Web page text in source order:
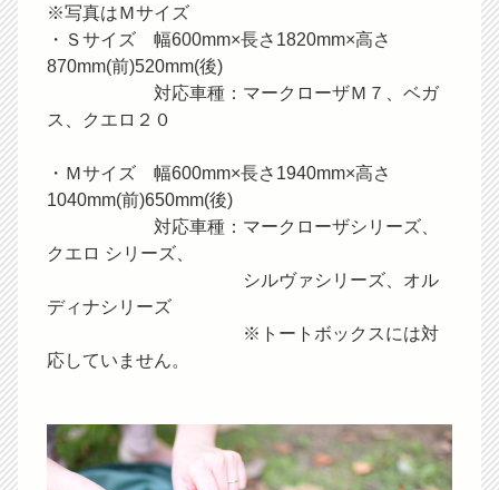
※写真はＭサイズ
・Ｓサイズ 幅600mm×長さ1820mm×高さ
870mm(前)520mm(後)
対応車種：マークローザＭ７、ベガ
ス、クエロ２０
・Ｍサイズ 幅600mm×長さ1940mm×高さ
1040mm(前)650mm(後)
対応車種：マークローザシリーズ、
クエロ シリーズ、
シルヴァシリーズ、オル
ディナシリーズ
※トートボックスには対
応していません。